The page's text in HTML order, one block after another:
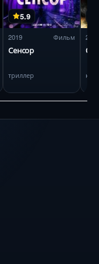
5.9
2019 Фильм
Сенсор
триллер
2011